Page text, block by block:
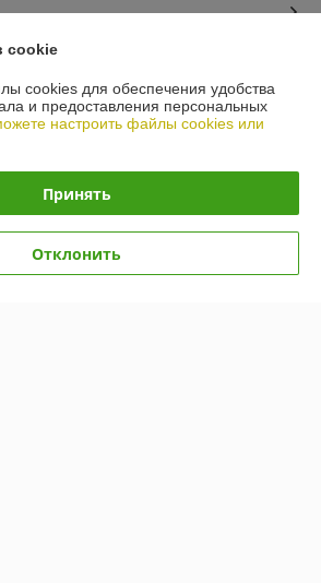
cookies
cookie
cookies для обеспечения удобства
и предоставления персональных
настроить файлы cookies или
Принять
Отклонить